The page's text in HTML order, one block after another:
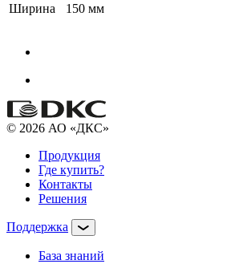
Ширина
150 мм
© 2026 АО «ДКС»
Продукция
Где купить?
Контакты
Решения
Поддержка
База знаний